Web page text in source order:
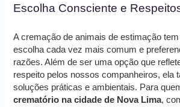
Escolha Consciente e
A cremação de animais de estimação
escolha cada vez mais comum e
razões. Além de ser uma opção que
respeito pelos nossos companheiros, ela
soluções práticas e ambientais. Para
crematório na cidade de Nova Lima,